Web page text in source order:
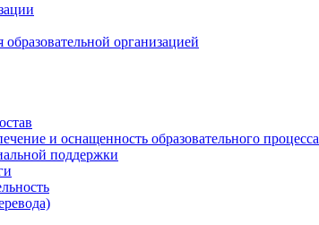
организацией
и оснащенность образовательного процесса
поддержки